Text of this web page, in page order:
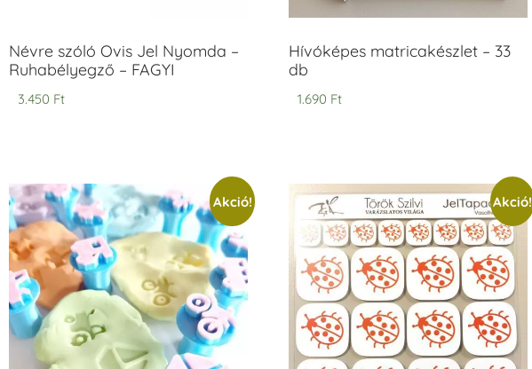
Névre szóló Ovis Jel Nyomda –
Ruhabélyegző – FAGYI
3.450 Ft
Hívóképes matricakészlet – 33
db
1.690 Ft
Akció! Akció!